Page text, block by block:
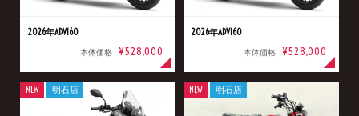
2026年ADV160
本体価格 ¥528,000
2026年ADV160
本体価格 ¥528,000
NEW 明石店 NEW 明石店